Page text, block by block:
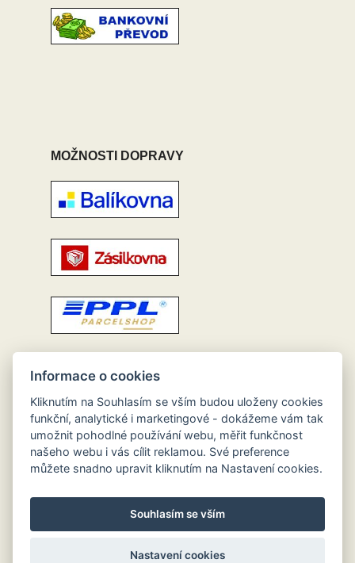
MOŽNOSTI DOPRAVY
Informace o cookies
Kliknutím na Souhlasím se vším budou uloženy cookies
funkční, analytické i marketingové - dokážeme vám tak
umožnit pohodlné používání webu, měřit funkčnost
našeho webu i vás cílit reklamou. Své preference
můžete snadno upravit kliknutím na Nastavení cookies.
Souhlasím se vším
Nastavení cookies